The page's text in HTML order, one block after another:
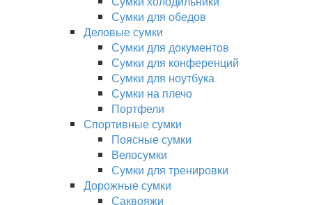
Сумки для обедов
Деловые сумки
Сумки для документов
Сумки для конференций
Сумки для ноутбука
Сумки на плечо
Портфели
Спортивные сумки
Поясные сумки
Велосумки
Сумки для тренировки
Дорожные сумки
Саквояжи